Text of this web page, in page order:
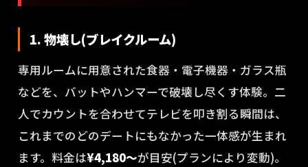
1. 物壊し(ブレイクルーム)
専用ルームに用意された食器・電子機器・ガラス瓶
などを、バットやハンマーで破壊し尽くす体験。二
人でカウントを合わせてテレビを叩き割る瞬間は、
これまでのどのデートにもなかった一体感が生まれ
ます。料金は¥4,180〜が目安(プランにより変動)。